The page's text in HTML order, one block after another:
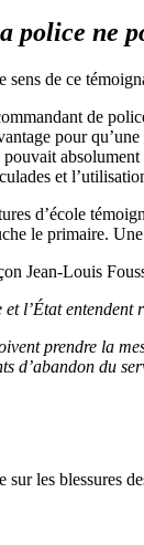
police ne
sens de ce
de
pour
et
d’école
le primaire.
Jean-Louis
l’État
prendre la
d’abandon du
les blessures